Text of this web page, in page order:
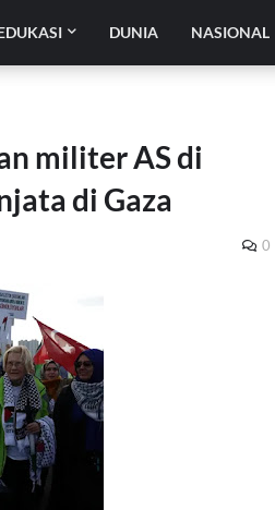
DUNIA NASIONAL
militer AS di
di Gaza
0